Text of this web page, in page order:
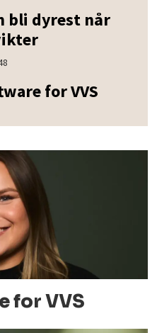
bli dyrest når
for VVS
for VVS